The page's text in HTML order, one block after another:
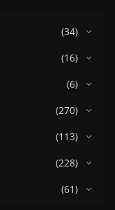
(34)
(16)
(6)
(270)
(113)
(228)
(61)